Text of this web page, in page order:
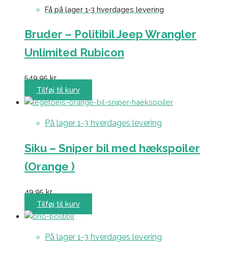
Få på lager 1-3 hverdages levering
Bruder – Politibil Jeep Wrangler
Unlimited Rubicon
549,95kr.
Tilføj til kurv
På lager 1-3 hverdages levering
Siku – Sniper bil med hækspoiler
(Orange )
49,95kr.
Tilføj til kurv
På lager 1-3 hverdages levering